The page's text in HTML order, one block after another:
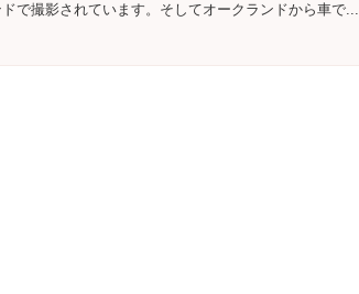
で撮影されています。そしてオークランドから車で...